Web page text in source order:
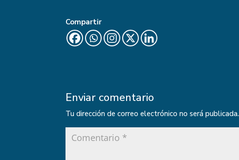
Compartir
Enviar comentario
Tu dirección de correo electrónico no será publicada.